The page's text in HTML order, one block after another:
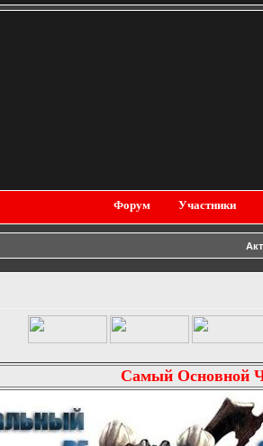
Форум Участники
Самый Основной